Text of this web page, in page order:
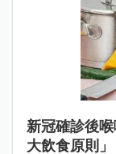
新冠確診後
大飲食原則」